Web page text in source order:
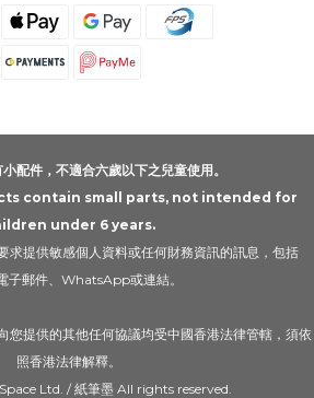
配件，不適合六歲以下之兒童使用。
contain small parts, not intended for
under 6 years.
求提供敏感個人資料或任何財務資訊的訊息，包括
子郵件、WhatsApp或連結。
您提供的其他任何協議均受中國香港法律管轄，須依
照香港法律解釋。
Ltd. / 紙筆墨 All rights reserved.